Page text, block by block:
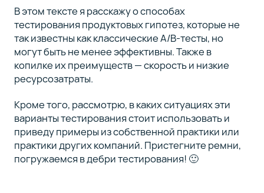
Discovery-
процесс в
продукте
и что из
этого
вышло
Полный
список
В этом тексте я расскажу о способах
тестирования продуктовых гипотез, которые не
так известны как классические A/B-тесты, но
могут быть не менее эффективны. Также в
копилке их преимуществ — скорость и низкие
ресурсозатраты.
Кроме того, рассмотрю, в каких ситуациях эти
варианты тестирования стоит использовать и
приведу примеры из собственной практики или
практики других компаний. Пристегните ремни,
погружаемся в дебри тестирования! 🙂